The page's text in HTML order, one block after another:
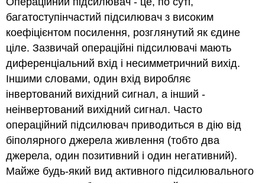
багатоступінчастий підсилювач з високим
коефіцієнтом посилення, розглянутий як єдине
ціле. Зазвичай операційні підсилювачі мають
диференціальний вхід і несимметричний вихід.
Іншими словами, один вхід виробляє
інвертований вихідний сигнал, а інший -
неінвертований вихідний сигнал. Часто
операційний підсилювач приводиться в дію від
біполярного джерела живлення (тобто два
джерела, один позитивний і один негативний).
Майже будь-який вид активного підсилювального